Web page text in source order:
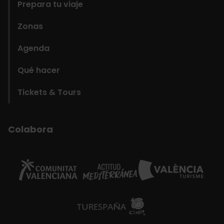
Prepara tu viaje
Zonas
Agenda
Qué hacer
Tickets & Tours
Colabora